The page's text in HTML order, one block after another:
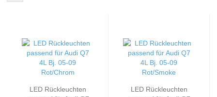
LED Rückleuchten
LED Rückleuchten